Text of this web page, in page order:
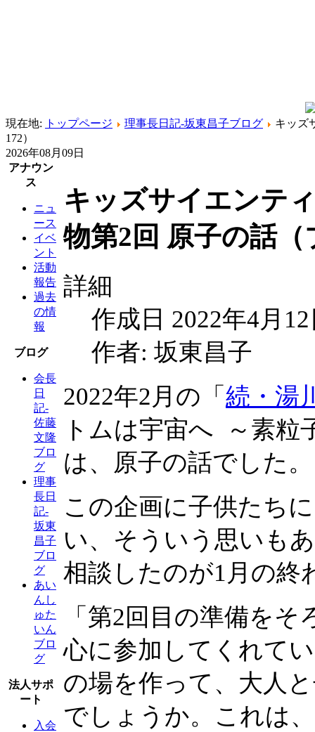
現在地: トップページ 理事長日記-坂東昌子ブログ
キッズ
172）
2026年08月09日
アナウン
ス
ニュ
ース
イベ
ント
活動
報告
過去
の情
報
ブログ
会長
日
記-
佐藤
文隆
ブロ
グ
理事
長日
記-
坂東
昌子
ブロ
グ
あい
んし
ゅた
いん
ブロ
グ
法人サポ
ート
入会
キッズサイエンテ
物第2回 原子の話
詳細
作成日 2022年4月
作者: 坂東昌子
2022年2月の「 続・湯
トムは宇宙へ ～素粒
は、原子の話でした。
この企画に子供たち
い、そういう思いも
相談したのが1月の終
「第2回目の準備を
心に参加してくれて
の場を作って、大人
でしょうか。これは